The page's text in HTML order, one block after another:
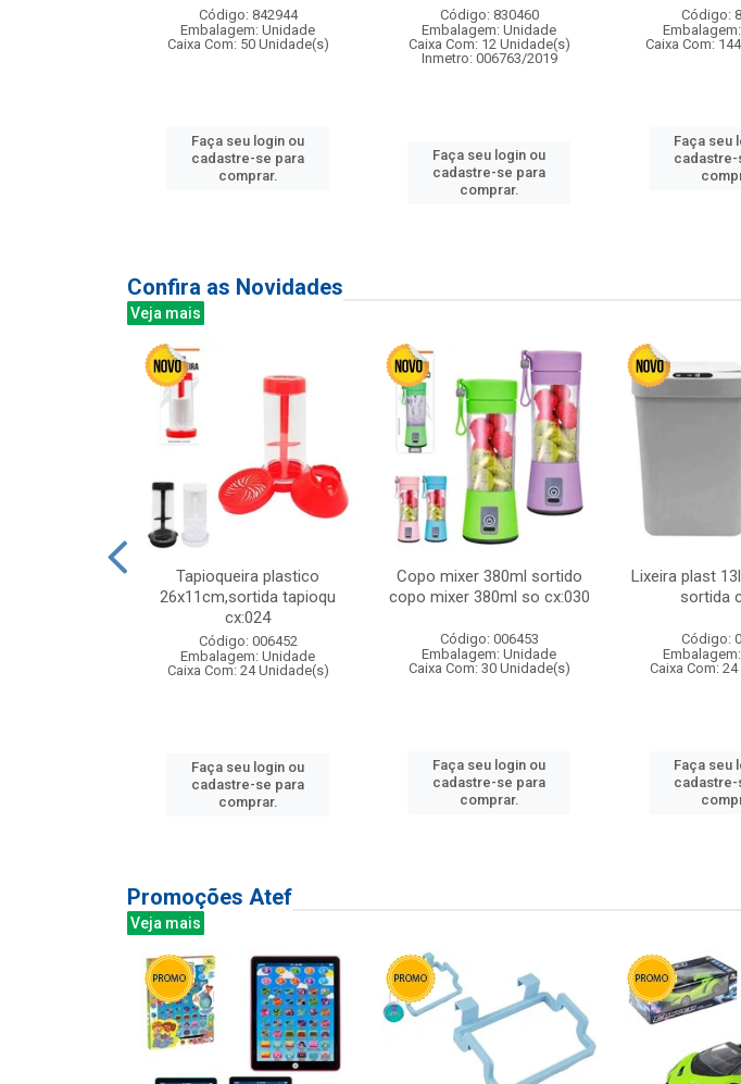
Código: 842944
Embalagem: Unidade
Caixa Com: 50 Unidade(s)
Faça seu login ou
cadastre-se para
comprar.
Código: 830460
Embalagem: Unidade
Caixa Com: 12 Unidade(s)
Inmetro: 006763/2019
Faça seu login ou
cadastre-se para
comprar.
Código:
Caixa Com:
Faça seu
cadastre-
Confira as Novidades
Veja mais
Tapioqueira plastico
26x11cm,sortida tapioqu
cx:024
Código: 006452
Embalagem: Unidade
Caixa Com: 24 Unidade(s)
Faça seu login ou
cadastre-se para
comprar.
Copo mixer 380ml sortido
copo mixer 380ml so cx:030
Código: 006453
Embalagem: Unidade
Caixa Com: 30 Unidade(s)
Faça seu login ou
cadastre-se para
comprar.
Lixeira plast
sortida
Código:
Caixa Com:
Faça seu
cadastre-
Promoções Atef
Veja mais